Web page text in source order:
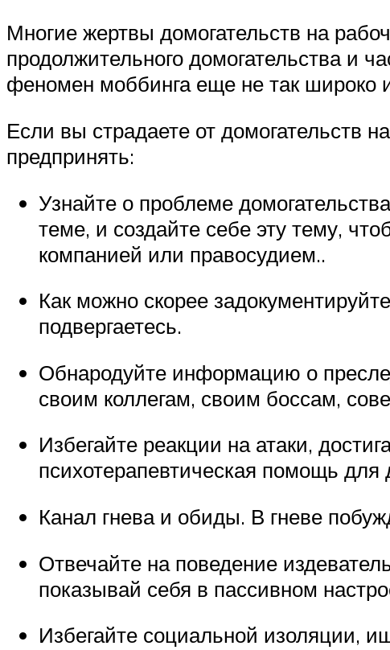
Многие жертвы домогательств на
продолжительного домогательства и
феномен моббинга еще не так широко
Если вы страдаете от домогательств
предпринять:
Узнайте о проблеме
теме, и создайте себе эту тему,
компанией или правосудием..
Как можно скорее
подвергаетесь.
Обнародуйте информацию о
своим коллегам, своим боссам,
Избегайте реакции на атаки,
психотерапевтическая помощь для
Канал гнева и обиды. В гневе
Отвечайте на поведение
показывай себя в пассивном
Избегайте социальной изоляции,